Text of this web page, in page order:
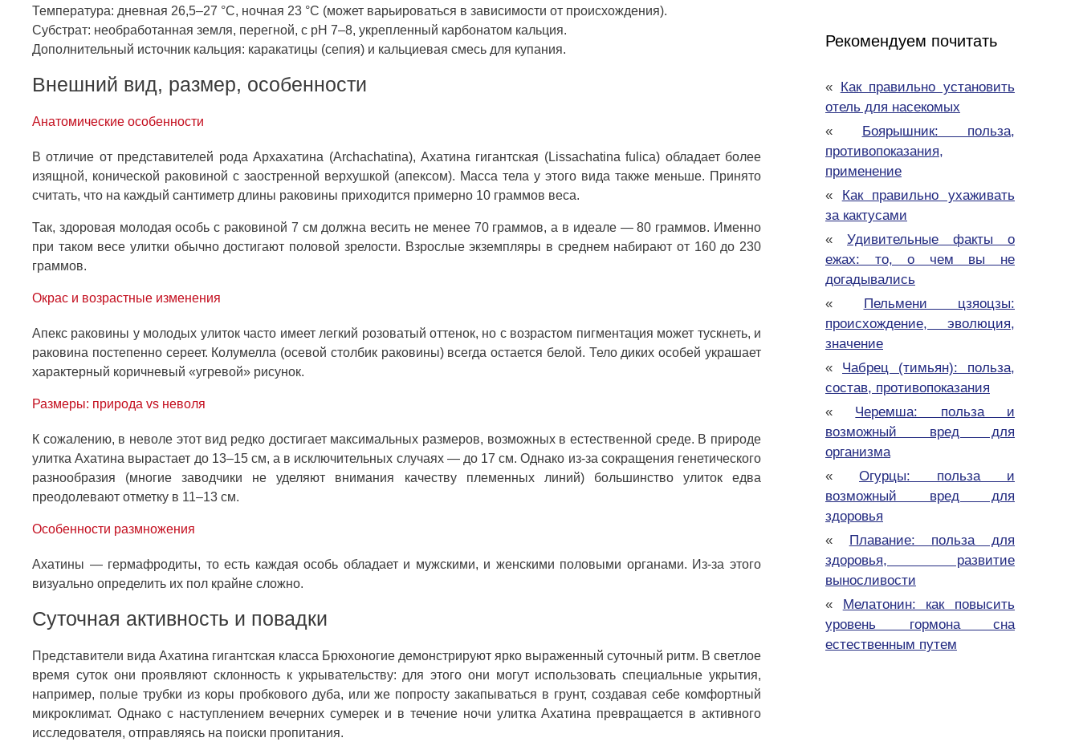
Температура: дневная 26,5–27 °C, ночная 23 °C (может варьироваться в зависимости от происхождения).
Субстрат: необработанная земля, перегной, с pH 7–8, укрепленный карбонатом кальция.
Дополнительный источник кальция: каракатицы (сепия) и кальциевая смесь для купания.
Внешний вид, размер, особенности
Анатомические особенности
В отличие от представителей рода Архахатина (Archachatina), Ахатина гигантская (Lissachatina fulica) обладает более
изящной, конической раковиной с заостренной верхушкой (апексом). Масса тела у этого вида также меньше. Принято
считать, что на каждый сантиметр длины раковины приходится примерно 10 граммов веса.
Так, здоровая молодая особь с раковиной 7 см должна весить не менее 70 граммов, а в идеале — 80 граммов. Именно
при таком весе улитки обычно достигают половой зрелости. Взрослые экземпляры в среднем набирают от 160 до 230
граммов.
Окрас и возрастные изменения
Апекс раковины у молодых улиток часто имеет легкий розоватый оттенок, но с возрастом пигментация может тускнеть, и
раковина постепенно сереет. Колумелла (осевой столбик раковины) всегда остается белой. Тело диких особей украшает
характерный коричневый «угревой» рисунок.
Размеры: природа vs неволя
К сожалению, в неволе этот вид редко достигает максимальных размеров, возможных в естественной среде. В природе
улитка Ахатина вырастает до 13–15 см, а в исключительных случаях — до 17 см. Однако из-за сокращения генетического
разнообразия (многие заводчики не уделяют внимания качеству племенных линий) большинство улиток едва
преодолевают отметку в 11–13 см.
Особенности размножения
Ахатины — гермафродиты, то есть каждая особь обладает и мужскими, и женскими половыми органами. Из-за этого
визуально определить их пол крайне сложно.
Суточная активность и повадки
Представители вида Ахатина гигантская класса Брюхоногие демонстрируют ярко выраженный суточный ритм. В светлое
время суток они проявляют склонность к укрывательству: для этого они могут использовать специальные укрытия,
например, полые трубки из коры пробкового дуба, или же попросту закапываться в грунт, создавая себе комфортный
микроклимат. Однако с наступлением вечерних сумерек и в течение ночи улитка Ахатина превращается в активного
исследователя, отправляясь на поиски пропитания.
Рекомендуем почитать
«
Как правильно установить
отель для насекомых
«
Боярышник: польза,
противопоказания,
применение
«
Как правильно ухаживать
за кактусами
« Удивительные факты о
ежах: то, о чем вы не
догадывались
«
Пельмени цзяоцзы:
происхождение, эволюция,
значение
« Чабрец (тимьян): польза,
состав, противопоказания
« Черемша: польза и
возможный вред для
организма
« Огурцы: польза и
возможный вред для
здоровья
«
Плавание: польза для
здоровья, развитие
выносливости
«
Мелатонин: как повысить
уровень гормона сна
естественным путем